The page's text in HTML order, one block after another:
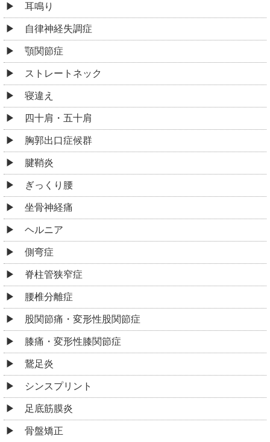
耳鳴り
自律神経失調症
顎関節症
ストレートネック
寝違え
四十肩・五十肩
胸郭出口症候群
腱鞘炎
ぎっくり腰
坐骨神経痛
ヘルニア
側弯症
脊柱管狭窄症
腰椎分離症
股関節痛・変形性股関節症
膝痛・変形性膝関節症
鵞足炎
シンスプリント
足底筋膜炎
骨盤矯正